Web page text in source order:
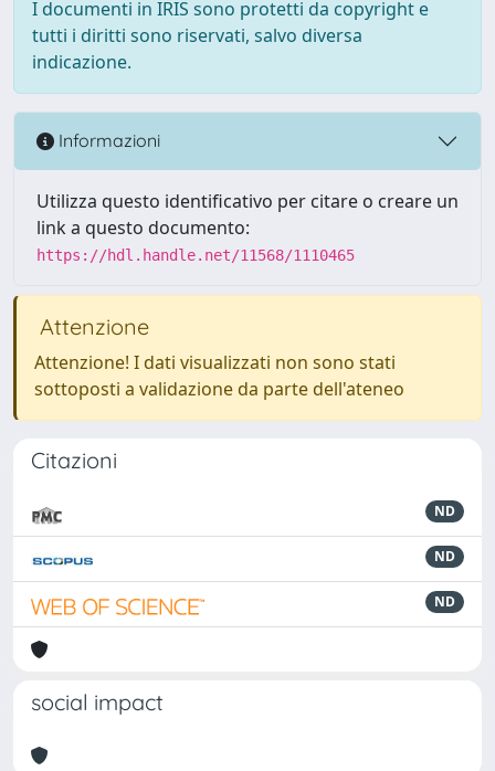
I documenti in IRIS sono protetti da copyright e
tutti i diritti sono riservati, salvo diversa
indicazione.
Informazioni
Utilizza questo identificativo per citare o creare un
link a questo documento:
https://hdl.handle.net/11568/1110465
Attenzione
Attenzione! I dati visualizzati non sono stati
sottoposti a validazione da parte dell'ateneo
Citazioni
ND
ND
ND
social impact